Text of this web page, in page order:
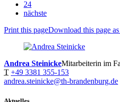
24
nächste
Print this pageDownload this page
Andrea SteinickeMitarbeiterin im
T +49 3381 355-153
andrea.steinicke@th-brandenburg.de